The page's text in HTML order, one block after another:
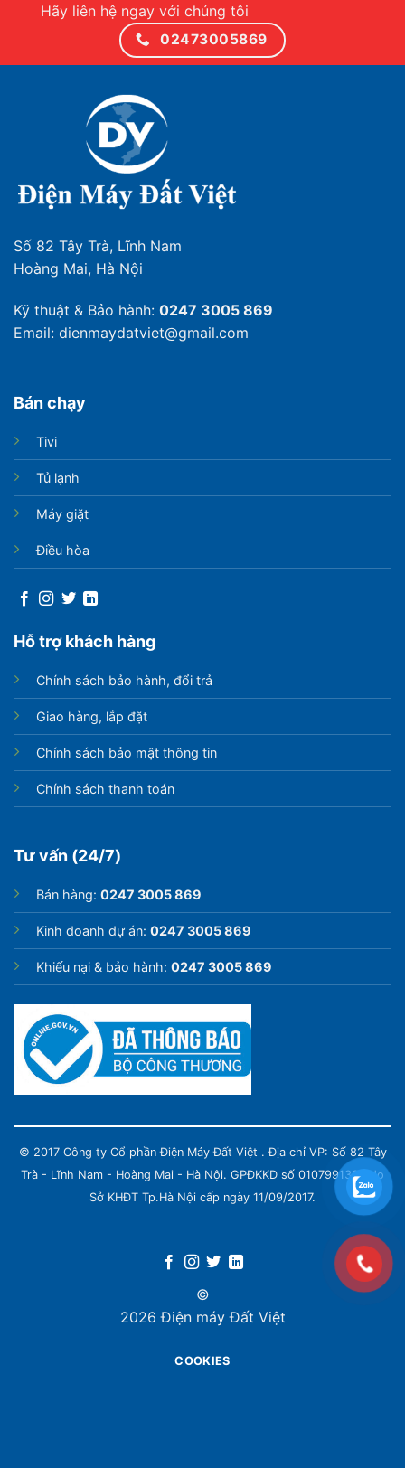
Hãy liên hệ ngay với chúng tôi
02473005869
Số 82 Tây Trà, Lĩnh Nam
Hoàng Mai, Hà Nội
Kỹ thuật & Bảo hành: 0247 3005 869
Email: dienmaydatviet@gmail.com
Bán chạy
Tivi
Tủ lạnh
Máy giặt
Điều hòa
Hỗ trợ khách hàng
Chính sách bảo hành, đổi trả
Giao hàng, lắp đặt
Chính sách bảo mật thông tin
Chính sách thanh toán
Tư vấn (24/7)
Bán hàng: 0247 3005 869
Kinh doanh dự án: 0247 3005 869
Khiếu nại & bảo hành: 0247 3005 869
© 2017 Công ty Cổ phần Điện Máy Đất Việt . Địa chỉ VP: Số 82 Tây
Trà - Lĩnh Nam - Hoàng Mai - Hà Nội. GPĐKKD số 0107991339 do
Sở KHĐT Tp.Hà Nội cấp ngày 11/09/2017.
©
2026 Điện máy Đất Việt
COOKIES